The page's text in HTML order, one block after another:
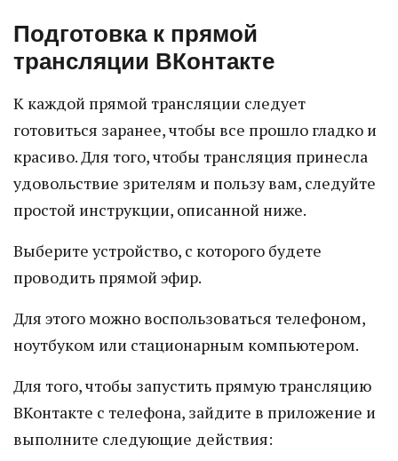
Подготовка к прямой
трансляции ВКонтакте
К каждой прямой трансляции следует
готовиться заранее, чтобы все прошло гладко и
красиво. Для того, чтобы трансляция принесла
удовольствие зрителям и пользу вам, следуйте
простой инструкции, описанной ниже.
Выберите устройство, с которого будете
проводить прямой эфир.
Для этого можно воспользоваться телефоном,
ноутбуком или стационарным компьютером.
Для того, чтобы запустить прямую трансляцию
ВКонтакте с телефона, зайдите в приложение и
выполните следующие действия: